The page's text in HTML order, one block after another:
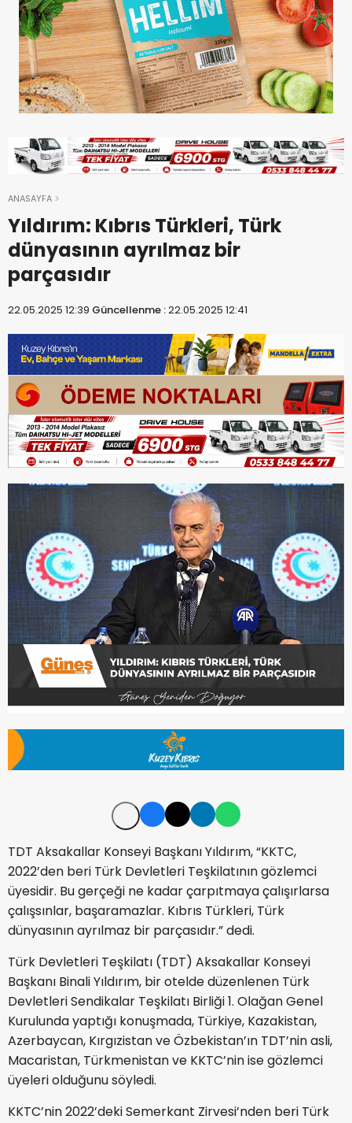
ANASAYFA
Yıldırım: Kıbrıs Türkleri, Türk
dünyasının ayrılmaz bir
parçasıdır
22.05.2025 12:39 Güncellenme :22.05.2025 12:41
TDT Aksakallar Konseyi Başkanı Yıldırım, “KKTC,
2022’den beri Türk Devletleri Teşkilatının gözlemci
üyesidir. Bu gerçeği ne kadar çarpıtmaya çalışırlarsa
çalışsınlar, başaramazlar. Kıbrıs Türkleri, Türk
dünyasının ayrılmaz bir parçasıdır.” dedi.
Türk Devletleri Teşkilatı (TDT) Aksakallar Konseyi
Başkanı Binali Yıldırım, bir otelde düzenlenen Türk
Devletleri Sendikalar Teşkilatı Birliği 1. Olağan Genel
Kurulunda yaptığı konuşmada, Türkiye, Kazakistan,
Azerbaycan, Kırgızistan ve Özbekistan’ın TDT’nin asli,
Macaristan, Türkmenistan ve KKTC’nin ise gözlemci
üyeleri olduğunu söyledi.
KKTC’nin 2022’deki Semerkant Zirvesi’nden beri Türk